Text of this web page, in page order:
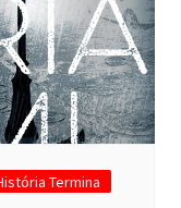
Termina